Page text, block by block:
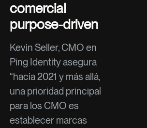
comercial
purpose-driven
Kevin Seller, CMO en
Ping Identity asegura
“hacia 2021 y más allá,
una prioridad principal
para los CMO es
establecer marcas